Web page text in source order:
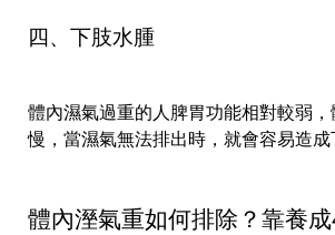
四、下肢水腫
體內濕氣過重的人脾胃功能相對較弱
慢，當濕氣無法排出時，就會容易造成
體內溼氣重如何排除？靠養